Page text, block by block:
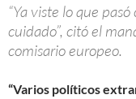
“Ya viste lo que
cuidado”, citó el
comisario europeo.
“Varios políticos